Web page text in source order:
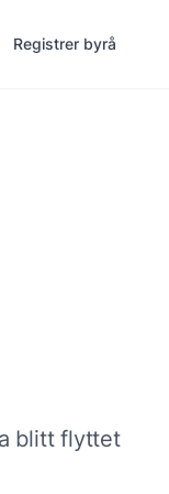
Registrer byrå
blitt flyttet